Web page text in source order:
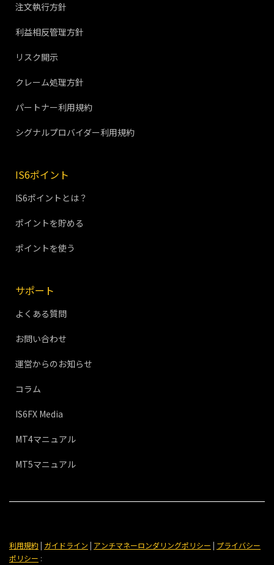
注文執行方針
利益相反管理方針
リスク開示
クレーム処理方針
パートナー利用規約
シグナルプロバイダー利用規約
IS6ポイント
IS6ポイントとは？
ポイントを貯める
ポイントを使う
サポート
よくある質問
お問い合わせ
運営からのお知らせ
コラム
IS6FX Media
MT4マニュアル
MT5マニュアル
利用規約| ガイドライン | アンチマネーロンダリングポリシー | プライバシー
ポリシー :